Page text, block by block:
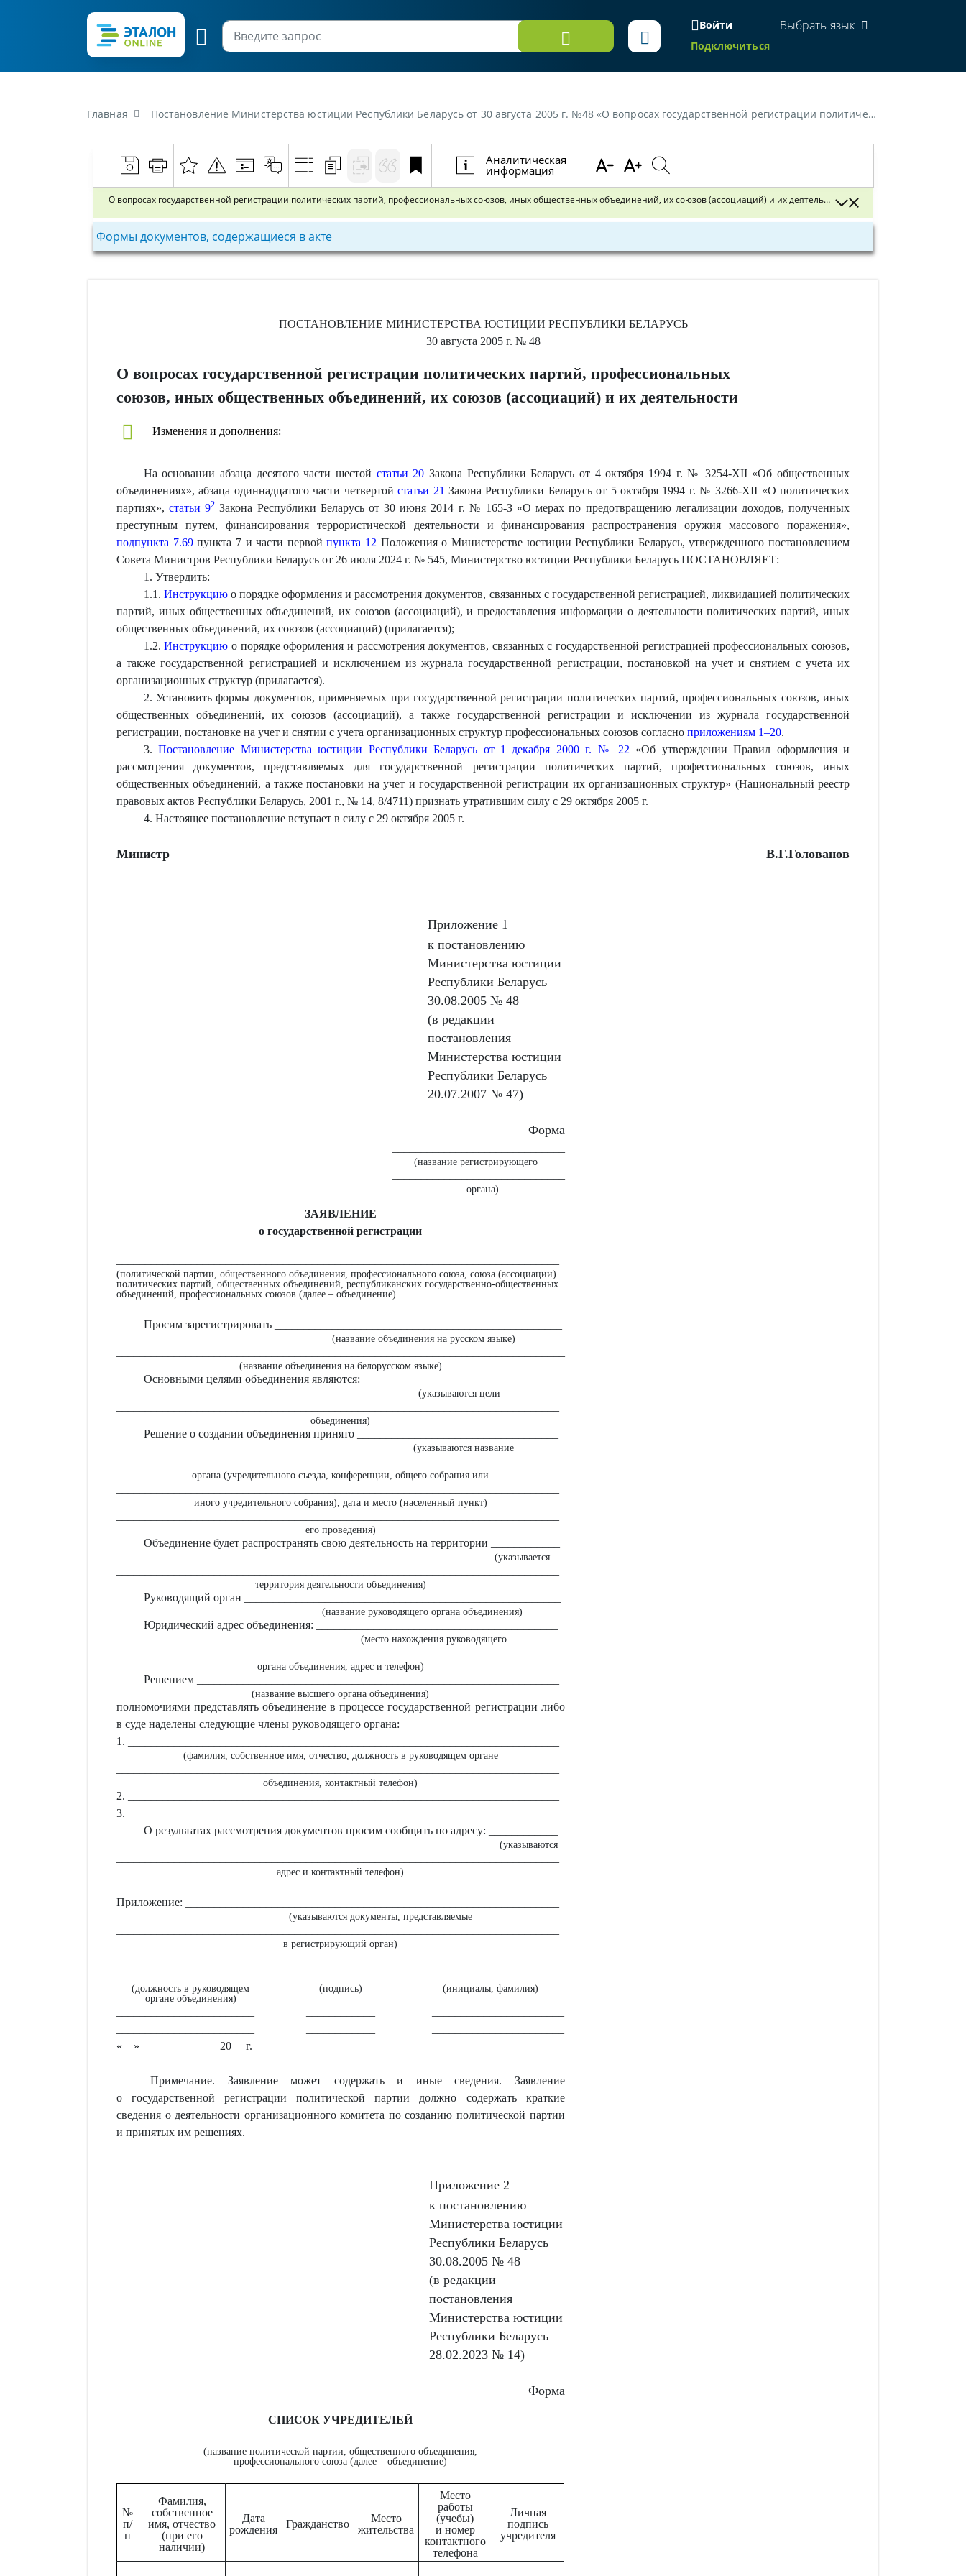
Войти
Подключиться
Выбрать язык
Главная Постановление Министерства юстиции Республики Беларусь от 30 августа 2005 г. №48 «О вопросах государственной регистрации политических партий, профессиональных союзов, иных общественных объединений, их союзов (ассоциаций) и их деятельности»
Аналитическая
информация
О вопросах государственной регистрации политических партий, профессиональных союзов, иных общественных объединений, их союзов (ассоциаций) и их деятельности
Формы документов, содержащиеся в акте
ПОСТАНОВЛЕНИЕ МИНИСТЕРСТВА ЮСТИЦИИ РЕСПУБЛИКИ БЕЛАРУСЬ
30 августа 2005 г. № 48
О вопросах государственной регистрации политических партий, профессиональных
союзов, иных общественных объединений, их союзов (ассоциаций) и их деятельности
Изменения и дополнения:
На основании абзаца десятого части шестой статьи 20 Закона Республики Беларусь от 4 октября 1994 г. № 3254-XII «Об общественных
объединениях», абзаца одиннадцатого части четвертойстатьи 21 Закона Республики Беларусь от 5 октября 1994 г. № 3266-XII «О политических
партиях»,статьи 92 Закона Республики Беларусь от 30 июня 2014 г. № 165-З «О мерах по предотвращению легализации доходов, полученных
преступным путем, финансирования террористической деятельности и финансирования распространения оружия массового поражения»,
подпункта 7.69пункта 7 и части первойпункта 12 Положения о Министерстве юстиции Республики Беларусь, утвержденного постановлением
Совета Министров Республики Беларусь от 26 июля 2024 г. № 545, Министерство юстиции Республики Беларусь ПОСТАНОВЛЯЕТ:
1. Утвердить:
1.1. Инструкциюо порядке оформления и рассмотрения документов, связанных с государственной регистрацией, ликвидацией политических
партий, иных общественных объединений, их союзов (ассоциаций), и предоставления информации о деятельности политических партий, иных
общественных объединений, их союзов (ассоциаций) (прилагается);
1.2.Инструкцию о порядке оформления и рассмотрения документов, связанных с государственной регистрацией профессиональных союзов,
а также государственной регистрацией и исключением из журнала государственной регистрации, постановкой на учет и снятием с учета их
организационных структур (прилагается).
2. Установить формы документов, применяемых при государственной регистрации политических партий, профессиональных союзов, иных
общественных объединений, их союзов (ассоциаций), а также государственной регистрации и исключении из журнала государственной
регистрации, постановке на учет и снятии с учета организационных структур профессиональных союзов согласно приложениям 1–20.
3.Постановление Министерства юстиции Республики Беларусь от 1 декабря 2000 г. № 22 «Об утверждении Правил оформления и
рассмотрения документов, представляемых для государственной регистрации политических партий, профессиональных союзов, иных
общественных объединений, а также постановки на учет и государственной регистрации их организационных структур» (Национальный реестр
правовых актов Республики Беларусь, 2001 г., № 14, 8/4711) признать утратившим силу с 29 октября 2005 г.
4. Настоящее постановление вступает в силу с 29 октября 2005 г.
Министр В.Г.Голованов
Приложение 1
к постановлению
Министерства юстиции
Республики Беларусь
30.08.2005 № 48
(в редакции
постановления
Министерства юстиции
Республики Беларусь
20.07.2007 № 47)
Форма
(название регистрирующего
органа)
ЗАЯВЛЕНИЕ
о государственной регистрации
(политической партии, общественного объединения, профессионального союза, союза (ассоциации)
политических партий, общественных объединений, республиканских государственно-общественных
объединений, профессиональных союзов (далее – объединение)
Просим зарегистрировать __________________________________________________
(название объединения на русском языке)
(название объединения на белорусском языке)
Основными целями объединения являются: ___________________________________
(указываются цели
объединения)
Решение о создании объединения принято ___________________________________
(указываются название
органа (учредительного съезда, конференции, общего собрания или
иного учредительного собрания), дата и место (населенный пункт)
его проведения)
Объединение будет распространять свою деятельность на территории ____________
(указывается
территория деятельности объединения)
Руководящий орган _______________________________________________________
(название руководящего органа объединения)
Юридический адрес объединения: __________________________________________
(место нахождения руководящего
органа объединения, адрес и телефон)
Решением _______________________________________________________________
(название высшего органа объединения)
полномочиями представлять объединение в процессе государственной регистрации либо
в суде наделены следующие члены руководящего органа:
1. ___________________________________________________________________________
(фамилия, собственное имя, отчество, должность в руководящем органе
объединения, контактный телефон)
2. ___________________________________________________________________________
3. ___________________________________________________________________________
О результатах рассмотрения документов просим сообщить по адресу: ____________
(указываются
адрес и контактный телефон)
Приложение: _________________________________________________________________
(указываются документы, представляемые
в регистрирующий орган)
(должность в руководящем
органе объединения)
(подпись) (инициалы, фамилия)
«__» _____________ 20__ г.
Примечание. Заявление может содержать и иные сведения. Заявление
о государственной регистрации политической партии должно содержать краткие
сведения о деятельности организационного комитета по созданию политической партии
и принятых им решениях.
Приложение 2
к постановлению
Министерства юстиции
Республики Беларусь
30.08.2005 № 48
(в редакции
постановления
Министерства юстиции
Республики Беларусь
28.02.2023 № 14)
Форма
СПИСОК УЧРЕДИТЕЛЕЙ
(название политической партии, общественного объединения,
профессионального союза (далее – объединение)
№
п/
п
Фамилия,
собственное
имя, отчество
(при его
наличии)
Дата
рождения
Гражданство
Место
жительства
Место
работы
(учебы)
и номер
контактного
телефона
Личная
подпись
учредителя